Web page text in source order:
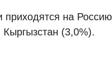
на
(3,0%).